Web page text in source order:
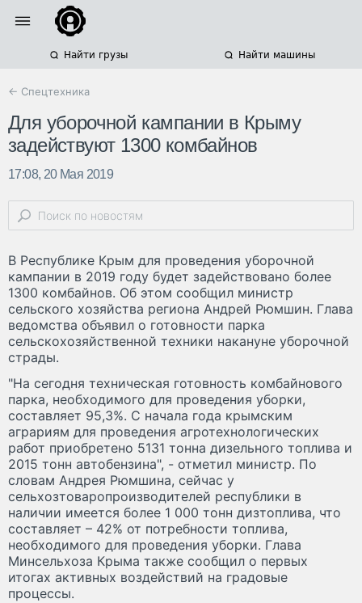
Найти грузы Найти машины
← Спецтехника
Для уборочной кампании в Крыму
задействуют 1300 комбайнов
17:08, 20 Мая 2019
В Республике Крым для проведения уборочной
кампании в 2019 году будет задействовано более
1300 комбайнов. Об этом сообщил министр
сельского хозяйства региона Андрей Рюмшин. Глава
ведомства объявил о готовности парка
сельскохозяйственной техники накануне уборочной
страды.
"На сегодня техническая готовность комбайнового
парка, необходимого для проведения уборки,
составляет 95,3%. С начала года крымским
аграриям для проведения агротехнологических
работ приобретено 5131 тонна дизельного топлива и
2015 тонн автобензина", - отметил министр. По
словам Андрея Рюмшина, сейчас у
сельхозтоваропроизводителей республики в
наличии имеется более 1 000 тонн дизтоплива, что
составляет – 42% от потребности топлива,
необходимого для проведения уборки. Глава
Минсельхоза Крыма также сообщил о первых
итогах активных воздействий на градовые
процессы.